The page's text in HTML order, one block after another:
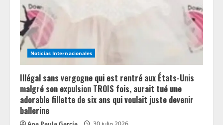
Noticias Internacionales
Illégal sans vergogne qui est rentré aux États-Unis
malgré son expulsion TROIS fois, aurait tué une
adorable fillette de six ans qui voulait juste devenir
ballerine